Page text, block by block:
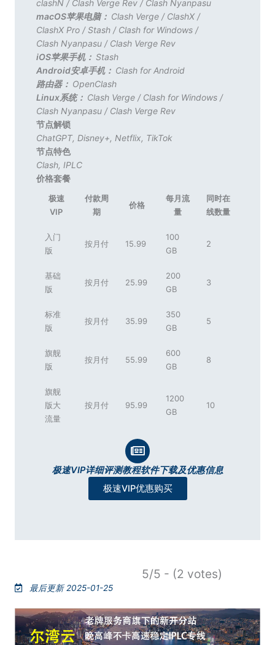
clashN/ Clash Verge Rev/ Clash Nyanpasu
macOS苹果电脑： Clash Verge/ ClashX/
ClashX Pro/Stash/ Clash for Windows/
Clash Nyanpasu/ Clash Verge Rev
iOS苹果手机： Stash
Android安卓手机： Clash for Android
路由器： OpenClash
Linux系统： Clash Verge/ Clash for Windows/
Clash Nyanpasu/ Clash Verge Rev
节点解锁
ChatGPT, Disney+, Netflix, TikTok
节点特色
Clash, IPLC
价格套餐
极速
VIP
付款周
期
价格
每月流
量
同时在
线数量
入门
版
按月付 15.99
100
GB
2
基础
版
按月付 25.99
200
GB
3
标准
版
按月付 35.99
350
GB
5
旗舰
版
按月付 55.99
600
GB
8
旗舰
版大
流量
按月付 95.99
1200
GB
10
极速VIP详细评测教程软件下载及优惠信息
极速VIP优惠购买
5/5 - (2 votes)
最后更新 2025-01-25